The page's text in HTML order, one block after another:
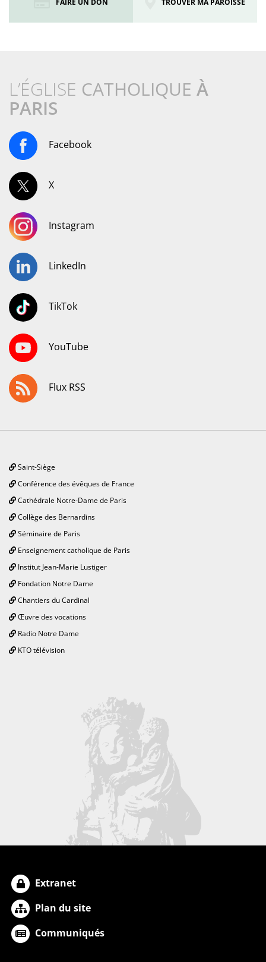
FAIRE UN DON TROUVER MA PAROISSE
L’ÉGLISE CATHOLIQUE À
PARIS
Facebook
X
Instagram
LinkedIn
TikTok
YouTube
Flux RSS
Saint-Siège
Conférence des évêques de France
Cathédrale Notre-Dame de Paris
Collège des Bernardins
Séminaire de Paris
Enseignement catholique de Paris
Institut Jean-Marie Lustiger
Fondation Notre Dame
Chantiers du Cardinal
Œuvre des vocations
Radio Notre Dame
KTO télévision
Extranet
Plan du site
Communiqués